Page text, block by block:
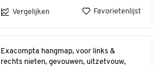
Vergelijken Favorietenlijst
Exacompta hangmap, voor links &
rechts nieten, gevouwen, uitzetvouw,